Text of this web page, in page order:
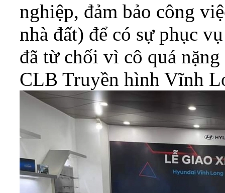
nghiệp, đảm bảo công
nhà đất) để có sự phục
đã từ chối vì cô quá
CLB Truyền hình Vĩnh